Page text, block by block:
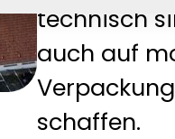
technisch
auch auf
schaffen.